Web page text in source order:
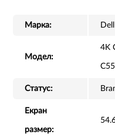
Марка: Dell
Модел:
4K
Статус:
Екран
размер: